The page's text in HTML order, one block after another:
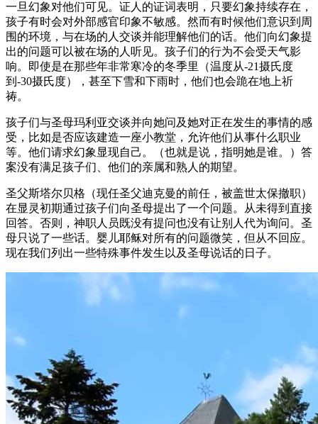
一旦幻象对他们可见。证人的证词表明，只要幻象持续存在，
孩子有时会对外部感官印象不敏感。然而有时候他们意识到周
围的环境，与在场的人交谈并能理解他们的话。他们向幻象提
出的问题可以被在场的人听见。孩子们的行为不会受天气影
响。即使是在那些年非常寒冷的冬季里（温度从-21摄氏度
到-30摄氏度），甚至下雪和下雨时，他们也会跪在地上祈
祷。
孩子们与圣母玛利亚交谈并向她问及她对正在发生的事情的感
受，比如是否应该建造一座小教堂，允许他们从事什么职业
等。他们请求幻象显现自己。（也就是说，指明她是谁。）答
案没有满足孩子们、他们的亲属和熟人的期望。
圣父斯塔尔贝格（现任圣父迪克曼的前任，被盖世太保撤职）
在显灵初期通过孩子们向圣母提出了一个问题。从未得到直接
回答。否则，神职人员既没有提问也没有让别人代为询问。圣
母只说了一些话。婴儿耶稣对所有的问题微笑，但从不回应。
现在我们列出一些特殊事件发生以及圣母说话的日子。